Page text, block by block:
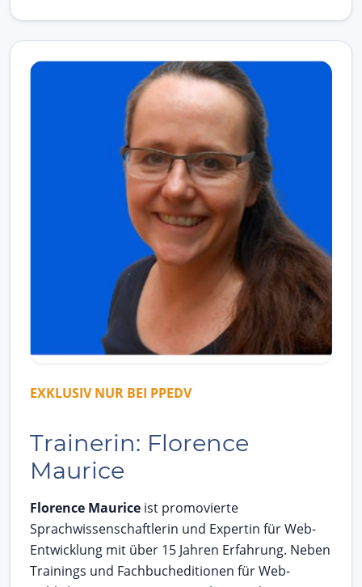
EXKLUSIV NUR BEI PPEDV
Trainerin: Florence
Maurice
Florence Maurice ist promovierte
Sprachwissenschaftlerin und Expertin für Web-
Entwicklung mit über 15 Jahren Erfahrung. Neben
Trainings und Fachbucheditionen für Web-